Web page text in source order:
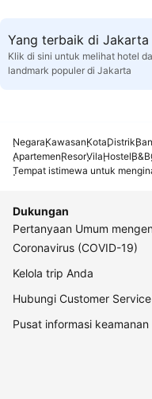
Yang terbaik di Jakarta
Klik di sini untuk melihat hotel
landmark populer di Jakarta
NegaraKawasanKotaDistrik
ApartemenResorVilaHostelB&B
Tempat istimewa untuk
Dukungan
Pertanyaan Umum
Coronavirus (COVID-19)
Kelola trip Anda
Hubungi Customer Service
Pusat informasi keamanan